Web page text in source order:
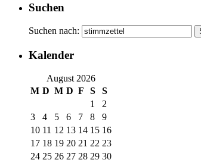
Suchen
Suchen nach:
Kalender
August 2026
M D M D F S
S
1
2
3
4 5 6 7 8
9
10 11 12 13 14 15 16
17 18 19 20 21 22 23
24 25 26 27 28 29 30